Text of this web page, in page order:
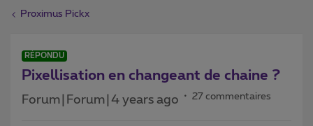
Proximus Pickx
RÉPONDU
Pixellisation en changeant de chaine ?
Forum|Forum|4 years ago 27 commentaires